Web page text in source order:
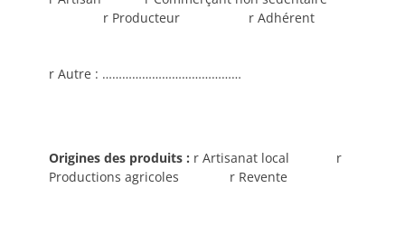
r Producteur r Adhérent
r Autre : ……………………………………
Origines des produits : r Artisanat local r
Productions agricoles r Revente